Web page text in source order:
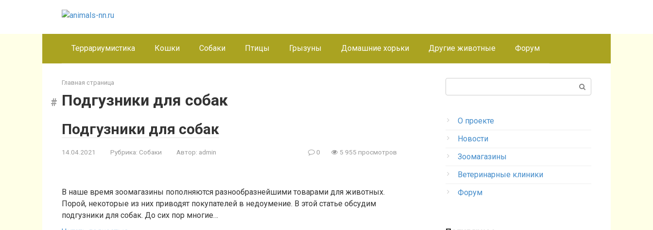
Террариумистика Кошки Собаки Птицы Грызуны Домашние хорьки Другие животные Форум
Главная страница
Подгузники для собак
Подгузники для собак
14.04.2021 Рубрика: Собаки Автор: admin 0 5 955 просмотров
В наше время зоомагазины пополняются разнообразнейшими товарами для животных.
Порой, некоторые из них приводят покупателей в недоумение. В этой статье обсудим
подгузники для собак. До сих пор многие…
О проекте
Новости
Зоомагазины
Ветеринарные клиники
Форум